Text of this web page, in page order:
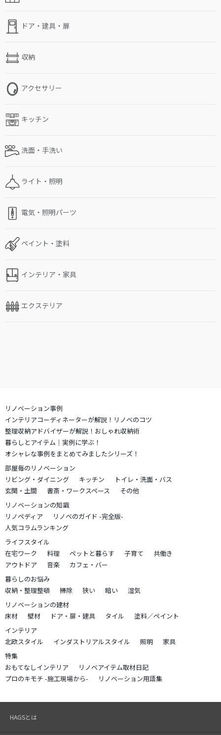
ドア・建具・扉
収納
アクセサリー
キッチン
洗面・手洗い
ライト・照明
電気・照明パーツ
ペイント・塗料
インテリア・家具
エクステリア
リノベーション事例
インテリアコーディネーターが解説！リノベのコツ
整理収納アドバイザーが解説！おしゃれ収納術
暮らしとアイテム｜実例に学ぶ！
オシャレな事例をまとめてみましたシリーズ！
部屋毎のリノベーション
リビング・ダイニング
キッチン
トイレ・洗面・バス
玄関・土間
書斎・ワークスペース
その他
リノベーションの知識
リノペディア
リノベのガイド -完全版-
人気コラムランキング
ライフスタイル
在宅ワーク
料理 ペットと暮らす 子育て
共働き
アウトドア
音楽
カフェ・バー
暮らしのお悩み
収納・整理整頓
掃除 狭い 暗い
湿気
リノベーションの建材
床材
壁材 ドア・扉・建具 タイル
塗料／ペイント
インテリア
北欧スタイル
インダストリアルスタイル 照明
家具
特集
おもてなしインテリア
リノベアイテム取材日記
プロのキモチ -施工現場から-
リノベーション用語集
HAGSとは